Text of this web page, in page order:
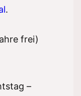
.
frei)
–